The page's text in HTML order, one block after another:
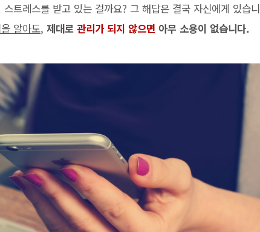
트레스를 받고 있는 걸까요? 그 해답은 결국 자신에게 있습니
알아도, 제대로 관리가 되지 않으면 아무 소용이 없습니다.